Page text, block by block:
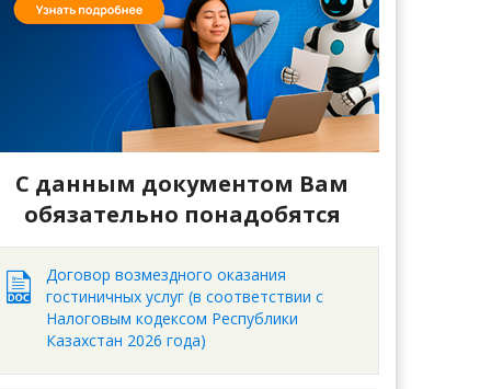
С данным документом Вам
обязательно понадобятся
Договор возмездного оказания
гостиничных услуг (в соответствии с
Налоговым кодексом Республики
Казахстан 2026 года)